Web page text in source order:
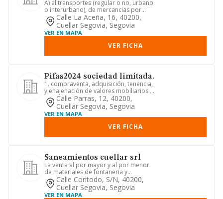
A) el transportes (regular o no, urbano
o interurbano), de mercancias por
carretera en camiones o v...
Calle La Aceña, 16, 40200,
Cuellar Segovia, Segovia
VER EN MAPA
VER FICHA
Pifas2024 sociedad limitada.
1. compraventa, adquisición, tenencia,
y enajenación de valores mobiliarios y
de participaciones so...
Calle Parras, 12, 40200,
Cuellar Segovia, Segovia
VER EN MAPA
VER FICHA
Saneamientos cuellar srl
La venta al por mayor y al por menor
de materiales de fontaneria y
calefaccion, asi como productos ...
Calle Contodo, S/n, 40200,
Cuellar Segovia, Segovia
VER EN MAPA